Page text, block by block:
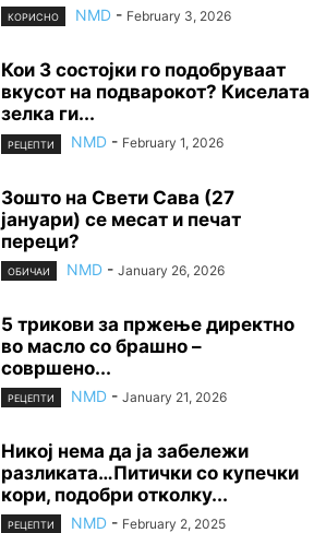
КОРИСНО NMD - February 3, 2026
Кои 3 состојки го подобруваат
вкусот на подварокот? Киселата
зелка ги...
РЕЦЕПТИ NMD - February 1, 2026
Зошто на Свети Сава (27
јануари) се месат и печат
переци?
ОБИЧАИ NMD - January 26, 2026
5 трикови за пржење директно
во масло со брашно –
совршено...
РЕЦЕПТИ NMD - January 21, 2026
Никој нема да ја забележи
разликата…Питички со купечки
кори, подобри отколку...
РЕЦЕПТИ NMD - February 2, 2025